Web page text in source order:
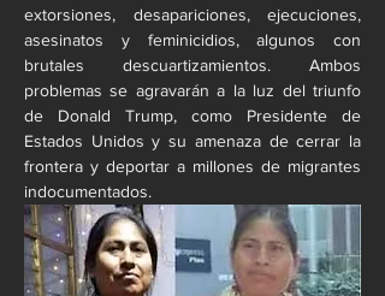
extorsiones, desapariciones, ejecuciones,
asesinatos y feminicidios, algunos con
brutales descuartizamientos. Ambos
problemas se agravarán a la luz del triunfo
de Donald Trump, como Presidente de
Estados Unidos y su amenaza de cerrar la
frontera y deportar a millones de migrantes
indocumentados.